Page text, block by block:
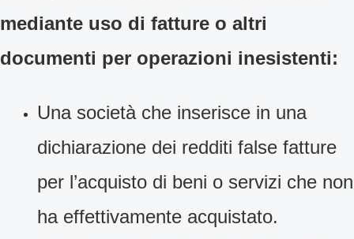
mediante uso di fatture o altri
documenti per operazioni inesistenti:
Una società che inserisce in una
dichiarazione dei redditi false fatture
per l’acquisto di beni o servizi che non
ha effettivamente acquistato.